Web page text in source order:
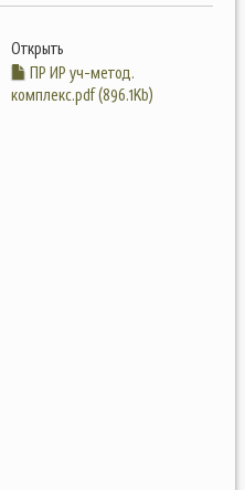
Открыть
ПР ИР уч-метод.
комплекс.pdf (896.1Kb)